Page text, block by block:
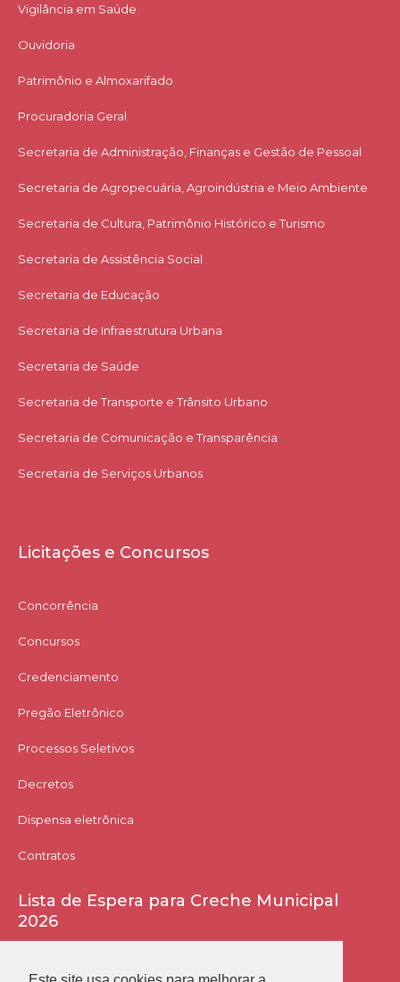
Vigilância em Saúde
Ouvidoria
Patrimônio e Almoxarifado
Procuradoria Geral
Secretaria de Administração, Finanças e Gestão de Pessoal
Secretaria de Agropecuária, Agroindústria e Meio Ambiente
Secretaria de Cultura, Patrimônio Histórico e Turismo
Secretaria de Assistência Social
Secretaria de Educação
Secretaria de Infraestrutura Urbana
Secretaria de Saúde
Secretaria de Transporte e Trânsito Urbano
Secretaria de Comunicação e Transparência
Secretaria de Serviços Urbanos
Licitações e Concursos
Concorrência
Concursos
Credenciamento
Pregão Eletrônico
Processos Seletivos
Decretos
Dispensa eletrônica
Contratos
Lista de Espera para Creche Municipal
2026